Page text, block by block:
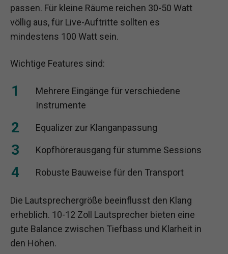
passen. Für kleine Räume reichen 30-50 Watt
völlig aus, für Live-Auftritte sollten es
mindestens 100 Watt sein.
Wichtige Features sind:
Mehrere Eingänge für verschiedene
Instrumente
Equalizer zur Klanganpassung
Kopfhörerausgang für stumme Sessions
Robuste Bauweise für den Transport
Die Lautsprechergröße beeinflusst den Klang
erheblich. 10-12 Zoll Lautsprecher bieten eine
gute Balance zwischen Tiefbass und Klarheit in
den Höhen.